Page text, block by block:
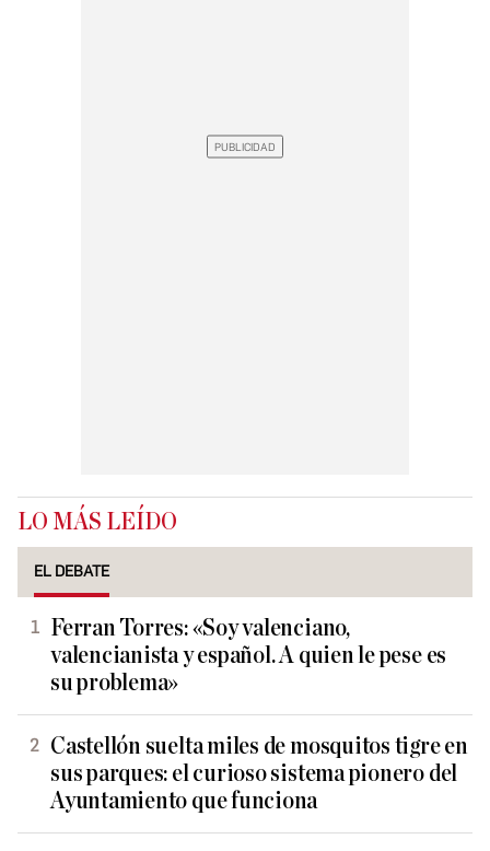
LO MÁS LEÍDO
EL DEBATE
Ferran Torres: «Soy valenciano,
valencianista y español. A quien le pese es
su problema»
Castellón suelta miles de mosquitos tigre en
sus parques: el curioso sistema pionero del
Ayuntamiento que funciona